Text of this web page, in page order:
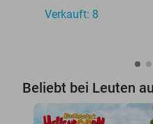
Verkauft: 8
Beliebt bei Leuten